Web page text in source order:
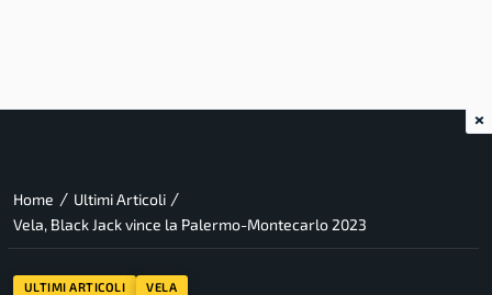
Home / Ultimi Articoli /
Vela, Black Jack vince la Palermo-Montecarlo 2023
ULTIMI ARTICOLI VELA
×